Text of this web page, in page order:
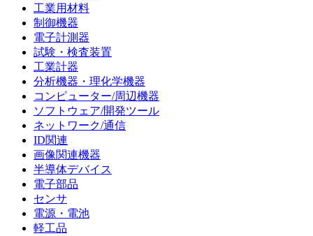
工業用材料
制御機器
電子計測器
試験・検査装置
工業計器
分析機器・理化学機器
コンピューター/周辺機器
ソフトウェア/開発ツール
ネットワーク/通信
ID関連
画像関連機器
半導体デバイス
電子部品
センサ
電源・電池
軽工品